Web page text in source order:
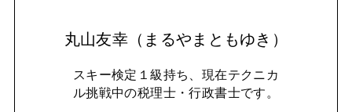
丸山友幸（まるやまともゆき）
スキー検定１級持ち、現在テクニカ
ル挑戦中の税理士・行政書士です。